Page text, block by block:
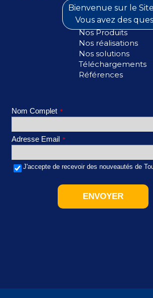
Nos Produits
Nos réalisations
Nos solutions
Téléchargements
Références
Bienvenue sur le
Vous avez des